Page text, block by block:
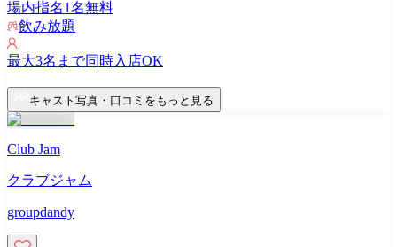
場内指名1名無料
飲み放題
最大3名まで同時入店OK
キャスト写真・口コミをもっと見る
Club Jam
クラブジャム
groupdandy